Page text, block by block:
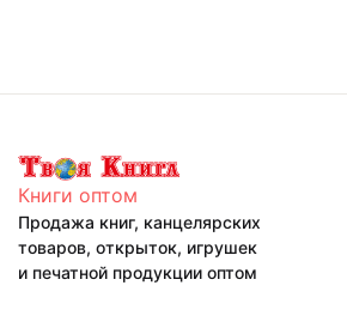
Книги оптом
Продажа книг, канцелярских
товаров, открыток, игрушек
и печатной продукции оптом